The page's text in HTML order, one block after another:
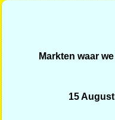
Markten waar
15 Augustus